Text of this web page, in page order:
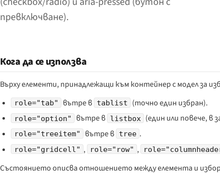
превключване).
Кога да се използва
Върху елементи, принадлежащи към контейнер с модел за
role="tab" вътре в tablist (точно един избран).
role="option" вътре в listbox (един или повече, в
role="treeitem" вътре в tree .
role="gridcell" , role="row" ,
Състоянието описва отношението между елемента и